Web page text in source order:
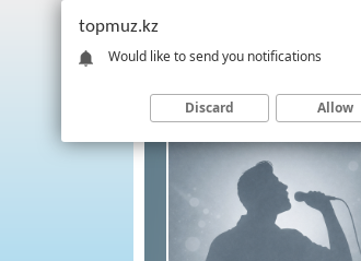
topmuz.kz
Would like to send you notifications
Discard Allow